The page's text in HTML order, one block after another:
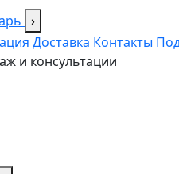
›
Доставка Контакты
и консультации